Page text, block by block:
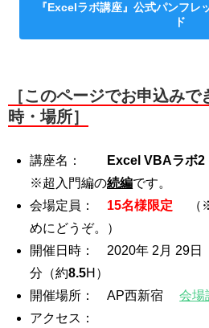
『Excelラボ講座』公式パンフレ
ド
［このページでお申込みで
時・場所］
講座名： Excel VBAラボ2
※超入門編の続編です。
会場定員： 15名様限定 （※
めにどうぞ。）
開催日時： 2020年 2月 29
分 （約8.5H）
開催場所： AP西新宿会場
アクセス：